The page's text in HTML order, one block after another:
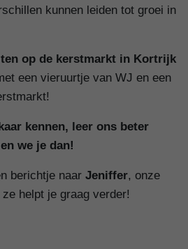
kunnen leiden tot groei in
op de kerstmarkt in Kortrijk
een vieruurtje van WJ en een
kennen, leer ons beter
we je dan!
berichtje naar Jeniffer, onze
helpt je graag verder!